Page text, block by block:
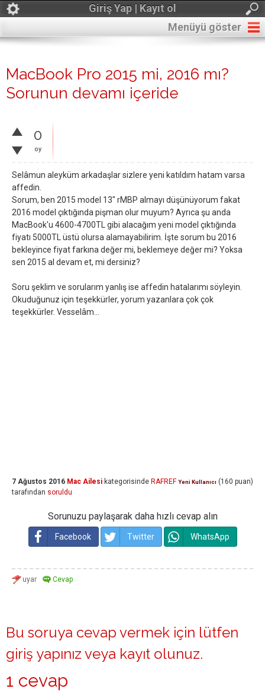
Giriş Yap | Kayıt ol
Menüyü göster
MacBook Pro 2015 mi, 2016 mı?
Sorunun devamı içeride
0
oy
Selâmun aleyküm arkadaşlar sizlere yeni katıldım hatam varsa
affedin.
Sorum, ben 2015 model 13" rMBP almayı düşünüyorum fakat
2016 model çıktığında pişman olur muyum? Ayrıca şu anda
MacBook'u 4600-4700TL gibi alacağım yeni model çıktığında
fiyatı 5000TL üstü olursa alamayabilirim. İşte sorum bu 2016
bekleyince fiyat farkına değer mi, beklemeye değer mi? Yoksa
sen 2015 al devam et, mi dersiniz?
Soru şeklim ve sorularım yanlış ise affedin hatalarımı söyleyin.
Okuduğunuz için teşekkürler, yorum yazanlara çok çok
teşekkürler. Vesselâm...
7 Ağustos 2016 Mac Ailesi kategorisinde RAFREF Yeni Kullanıcı (160 puan)
tarafından soruldu
Sorunuzu paylaşarak daha hızlı cevap alın
Facebook Twitter WhatsApp
Bu soruya cevap vermek için lütfen
giriş yapınız veya kayıt olunuz.
1 cevap